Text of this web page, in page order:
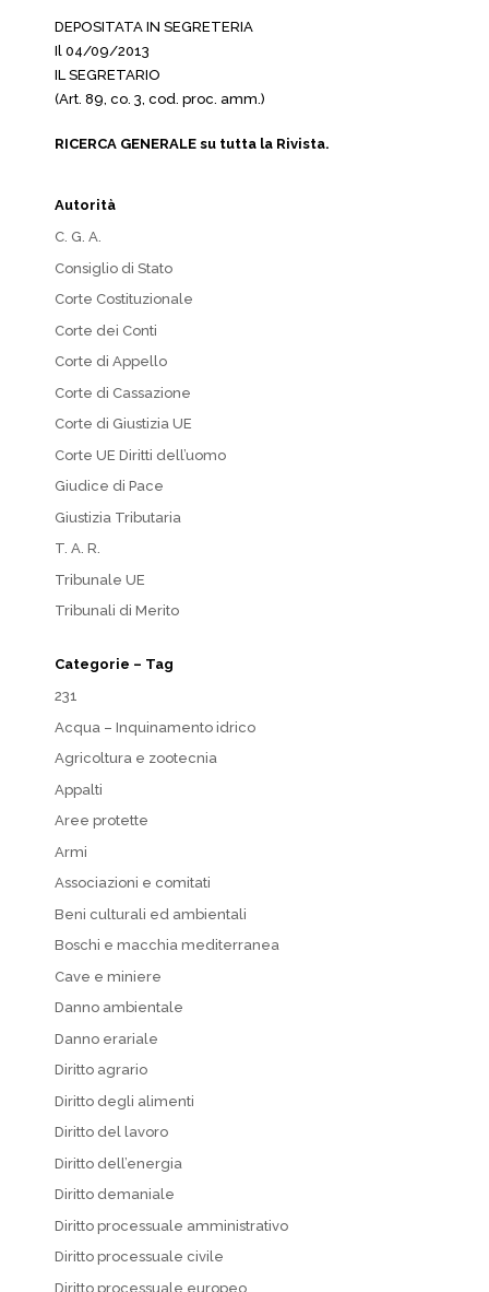
DEPOSITATA IN SEGRETERIA
Il 04/09/2013
IL SEGRETARIO
(Art. 89, co. 3, cod. proc. amm.)
RICERCA GENERALE su tutta la Rivista.
Autorità
C. G. A.
Consiglio di Stato
Corte Costituzionale
Corte dei Conti
Corte di Appello
Corte di Cassazione
Corte di Giustizia UE
Corte UE Diritti dell’uomo
Giudice di Pace
Giustizia Tributaria
T. A. R.
Tribunale UE
Tribunali di Merito
Categorie – Tag
231
Acqua – Inquinamento idrico
Agricoltura e zootecnia
Appalti
Aree protette
Armi
Associazioni e comitati
Beni culturali ed ambientali
Boschi e macchia mediterranea
Cave e miniere
Danno ambientale
Danno erariale
Diritto agrario
Diritto degli alimenti
Diritto del lavoro
Diritto dell’energia
Diritto demaniale
Diritto processuale amministrativo
Diritto processuale civile
Diritto processuale europeo